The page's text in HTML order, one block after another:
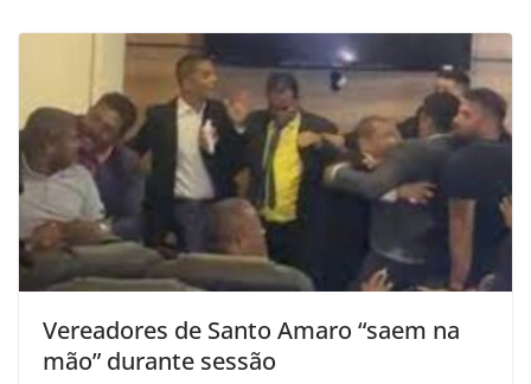
Vereadores de Santo Amaro “saem na
mão” durante sessão